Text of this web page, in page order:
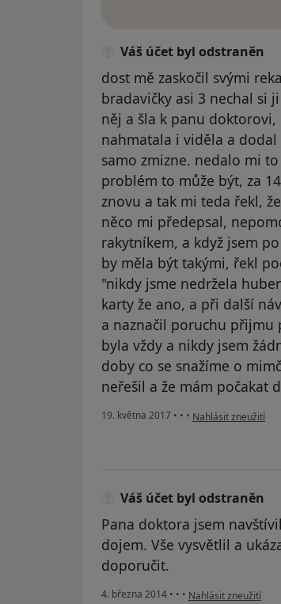
Váš účet byl odstraněn
dost mě zaskočil svými
bradavičky asi 3 nechal si
něj a šla k panu
nahmatala i viděla a
samo zmizne. nedalo mi
problém to může být, za
znovu a tak mi teda řekl,
něco mi předepsal,
rakytníkem, a když jsem
by měla být takými, řekl
"nikdy jsme nedržela
karty že ano, a při další
a naznačil poruchu přijmu
byla vždy a nikdy jsem
doby co se snažíme o
neřešil a že mám počakat
19. května 2017 • • • podle názoru
Nahlásit zneužití
Váš účet byl odstraněn
Pana doktora jsem
dojem. Vše vysvětlil a
doporučit.
4. března 2014 • • • podle názoru
Nahlásit zneužití